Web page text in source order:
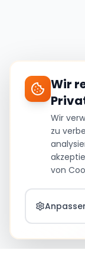
Wir
Wir
zu
von